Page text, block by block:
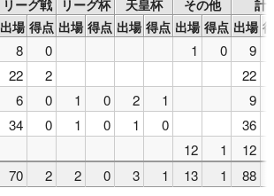
リーグ戦 リーグ杯 天皇杯 その他
計
出場 得点 出場 得点 出場 得点 出場 得点 出場
8 0 1 0
9
22 2
22
6 0 1 0 2 1
9
34 0 1 0 1 0
36
12 1
12
70 2 2 0 3 1 13 1 88